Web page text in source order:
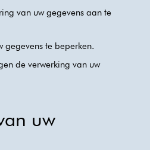
van uw gegevens aan te
gegevens te beperken.
de verwerking van uw
uw